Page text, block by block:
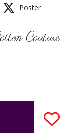
Poster
Couture